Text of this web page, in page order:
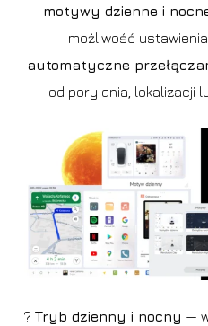
motywy dzienne i
możliwość ustawienia
automatyczne
od pory dnia, lokalizacji
? Tryb dzienny i nocny —